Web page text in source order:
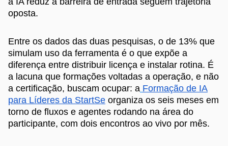
oposta.
Entre os dados das duas pesquisas, o de 13% que
simulam uso da ferramenta é o que expõe a
diferença entre distribuir licença e instalar rotina. É
a lacuna que formações voltadas a operação, e não
a certificação, buscam ocupar: a Formação de IA
para Líderes da StartSe organiza os seis meses em
torno de fluxos e agentes rodando na área do
participante, com dois encontros ao vivo por mês.